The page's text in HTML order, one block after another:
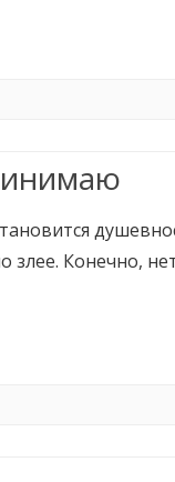
злее. Конечно,